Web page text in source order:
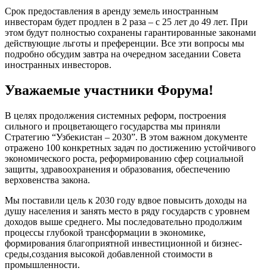
Срок предоставления в аренду земель иностранным
инвесторам будет продлен в 2 раза – с 25 лет до 49 лет. При
этом будут полностью сохранены гарантированные законами
действующие льготы и преференции. Все эти вопросы мы
подробно обсудим завтра на очередном заседании Совета
иностранных инвесторов.
Уважаемые участники Форума!
В целях продолжения системных реформ, построения
сильного и процветающего государства мы приняли
Стратегию “Узбекистан – 2030”. В этом важном документе
отражено 100 конкретных задач по достижению устойчивого
экономического роста, реформированию сфер социальной
защиты, здравоохранения и образования, обеспечению
верховенства закона.
Мы поставили цель к 2030 году вдвое повысить доходы на
душу населения и занять место в ряду государств с уровнем
доходов выше среднего. Мы последовательно продолжим
процессы глубокой трансформации в экономике,
формирования благоприятной инвестиционной и бизнес-
среды,создания высокой добавленной стоимости в
промышленности.